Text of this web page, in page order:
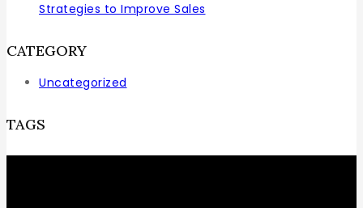
Strategies to Improve Sales
CATEGORY
Uncategorized
TAGS